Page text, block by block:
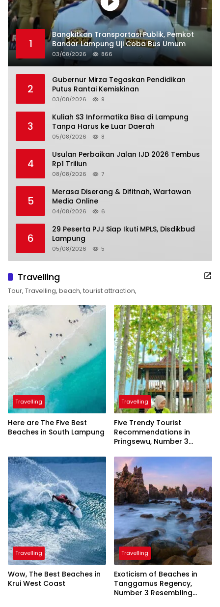
1
Bangkitkan Transportasi Publik, Pemkot
Bandar Lampung Uji Coba Bus Umum
03/08/2026 866
2
Gubernur Mirza Tegaskan Pendidikan
Putus Rantai Kemiskinan
03/08/2026 9
3
Kuliah S3 Informatika Bisa di Lampung
Tanpa Harus ke Luar Daerah
05/08/2026 8
4
Usulan Perbaikan Jalan IJD 2026 Tembus
Rp1 Triliun
08/08/2026 7
5
Merasa Diserang & Difitnah, Wartawan
Media Online
04/08/2026 6
6
29 Peserta PJJ Siap Ikuti MPLS, Disdikbud
Lampung
05/08/2026 5
Travelling
Tour, Travelling, beach, tourist attraction,
Travelling
Here are The Five Best
Beaches in South Lampung
Travelling
Five Trendy Tourist
Recommendations in
Pringsewu, Number 3
President
Travelling
Wow, The Best Beaches in
Krui West Coast
Travelling
Exoticism of Beaches in
Tanggamus Regency,
Number 3 Resembling